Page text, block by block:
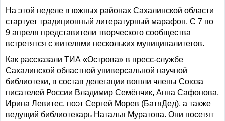
На этой неделе в южных районах Сахалинской области
стартует традиционный литературный марафон. С 7 по
9 апреля представители творческого сообщества
встретятся с жителями нескольких муниципалитетов.
Как рассказали ТИА «Острова» в пресс-службе
Сахалинской областной универсальной научной
библиотеки, в состав делегации вошли члены Союза
писателей России Владимир Семёнчик, Анна Сафонова,
Ирина Левитес, поэт Сергей Морев (БатяДед), а также
ведущий библиотекарь Наталья Муратова. Они посетят